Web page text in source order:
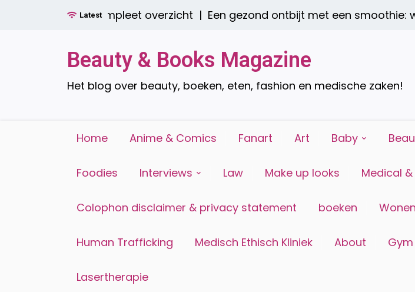
Latest
zijn er? Een compleet overzicht | Een gezond ontbijt met een smoothie:
Beauty & Books Magazine
Het blog over beauty, boeken, eten, fashion en medische zaken!
Home Anime & Comics Fanart Art Baby
Foodies Interviews Law Make up looks Medical
Colophon disclaimer & privacy statement boeken Wonen
Human Trafficking Medisch Ethisch Kliniek About
Lasertherapie